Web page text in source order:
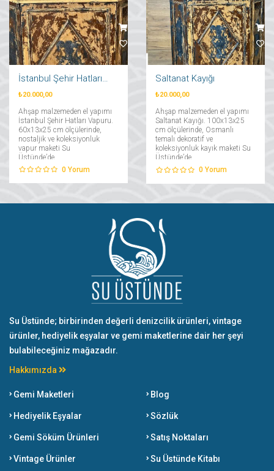
₺20.000,00
Ahşap malzemeden el yapımı
İstanbul Şehir Hatları Vapuru.
60x13x25 cm ölçülerinde,
nostaljik ve koleksiyonluk
vapur maketi Su
Üstünde’de....
0 Yorum
Saltanat Kayığı
₺20.000,00
Ahşap malzemeden el yapımı
Saltanat Kayığı. 100x13x25
cm ölçülerinde, Osmanlı
temalı dekoratif ve
koleksiyonluk kayık maketi Su
Üstünde’de....
0 Yorum
Su Üstünde; birbirinden değerli denizcilik ürünleri, vintage
ürünler, hediyelik eşyalar ve gemi maketlerine dair her şeyi
bulabileceğiniz mağazadır.
Hakkımızda
Gemi Maketleri
Hediyelik Eşyalar
Gemi Söküm Ürünleri
Vintage Ürünler
Blog
Sözlük
Satış Noktaları
Su Üstünde Kitabı